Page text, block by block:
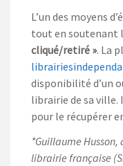
L’un des moyens
tout en soutenant
cliqué/retiré ». La
disponibilité d’un
librairie de sa ville.
pour le récupérer
*Guillaume
librairie française